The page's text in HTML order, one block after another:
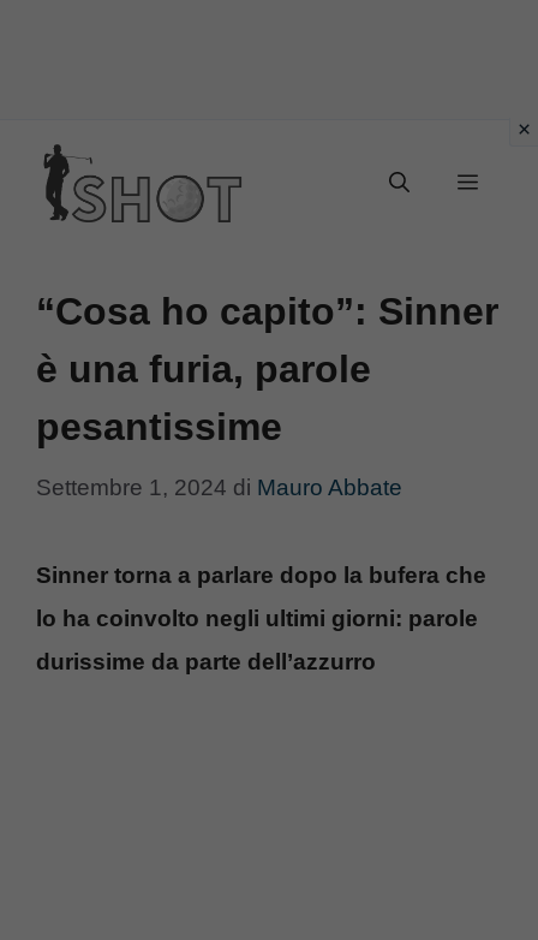
contenuto
Menu
“Cosa ho capito”: Sinner
è una furia, parole
pesantissime
Settembre 1, 2024 di Mauro Abbate
Sinner torna a parlare dopo la bufera che
lo ha coinvolto negli ultimi giorni: parole
durissime da parte dell’azzurro